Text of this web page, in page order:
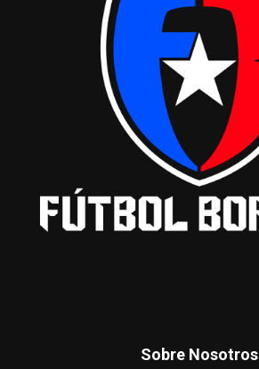
Sobre Nosotros